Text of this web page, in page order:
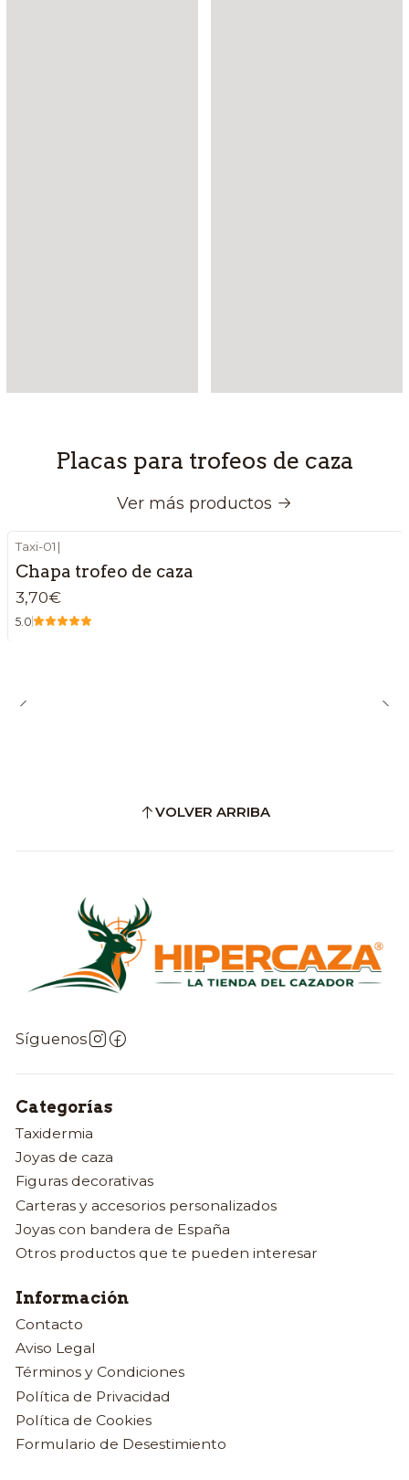
Placas para trofeos de caza
Ver más productos
Taxi-01 |
Chapa trofeo de caza
3,70€
5.0
VOLVER ARRIBA
Síguenos
Categorías
Taxidermia
Joyas de caza
Figuras decorativas
Carteras y accesorios personalizados
Joyas con bandera de España
Otros productos que te pueden interesar
Información
Contacto
Aviso Legal
Términos y Condiciones
Política de Privacidad
Política de Cookies
Formulario de Desestimiento